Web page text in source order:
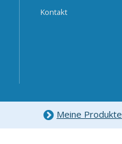
Kontakt
Meine Produkte